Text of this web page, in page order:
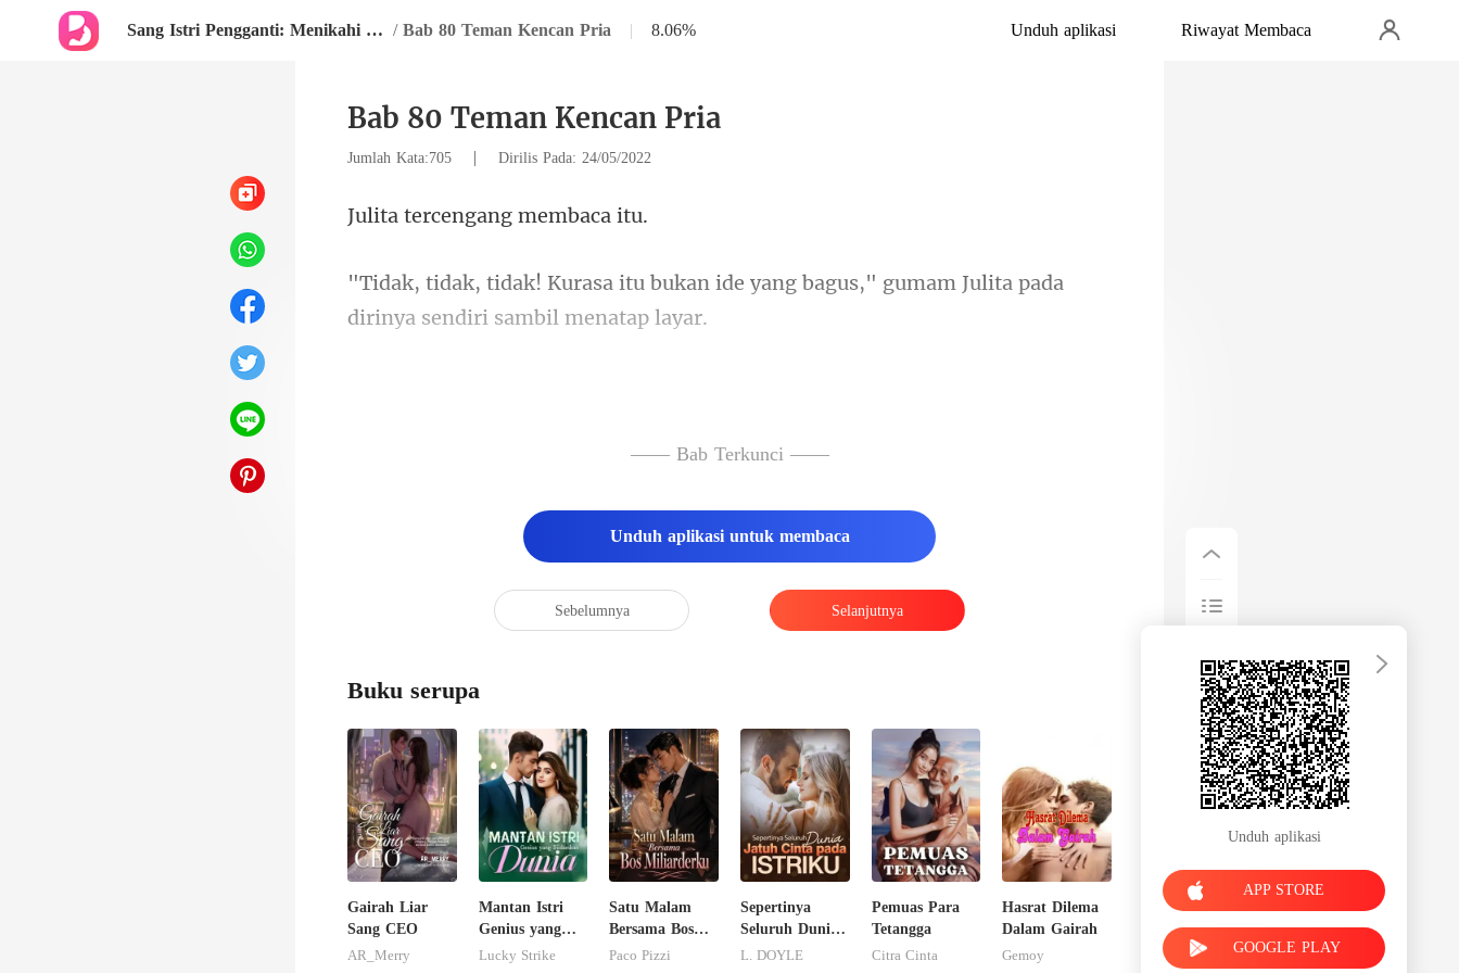
Sang Istri Pengganti: Menikahi CEO Miliarder / Bab 80 Teman Kencan Pria | 8.06% Unduh aplikasi Riwayat Membaca
Bab 80 Teman Kencan Pria
Jumlah Kata:705 | Dirilis Pada: 24/05/2022
cengang me
n ide yang bagus," gumam Julita pada
—— Bab Terkunci ——
Unduh aplikasi untuk membaca
Sebelumnya Selanjutnya
Buku serupa
Gairah Liar
Sang CEO
AR_Merry
Mantan Istri
Genius yang
Diidamkan
Lucky Strike
Satu Malam
Bersama Bos
Miliarderku
Paco Pizzi
Sepertinya
Seluruh Dunia
Jatuh Cinta
L. DOYLE
Pemuas Para
Tetangga
Citra Cinta
Hasrat Dilema
Dalam Gairah
Gemoy
Unduh aplikasi
APP STORE
GOOGLE PLAY